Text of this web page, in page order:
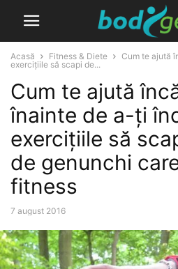
Acasă Fitness & Diete
Cum te ajută
exercițiile să scapi de...
Cum te ajută
înainte de a-ți
exercițiile să
de genunchi
fitness
7 august 2016